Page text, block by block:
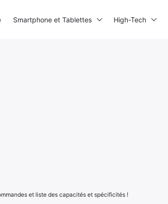
et liste des capacités et spécificités !
Smartphone et Tablettes High-Tech